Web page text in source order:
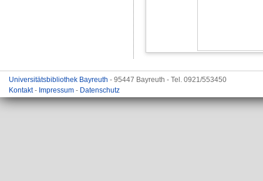
Universitätsbibliothek Bayreuth - 95447 Bayreuth - Tel. 0921/553450
Kontakt- Impressum - Datenschutz